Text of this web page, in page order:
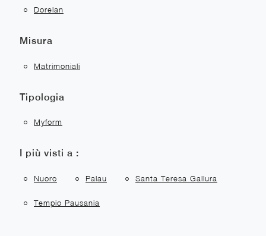
Dorelan
Misura
Matrimoniali
Tipologia
Myform
I più visti a :
Nuoro Palau Santa Teresa Gallura
Tempio Pausania